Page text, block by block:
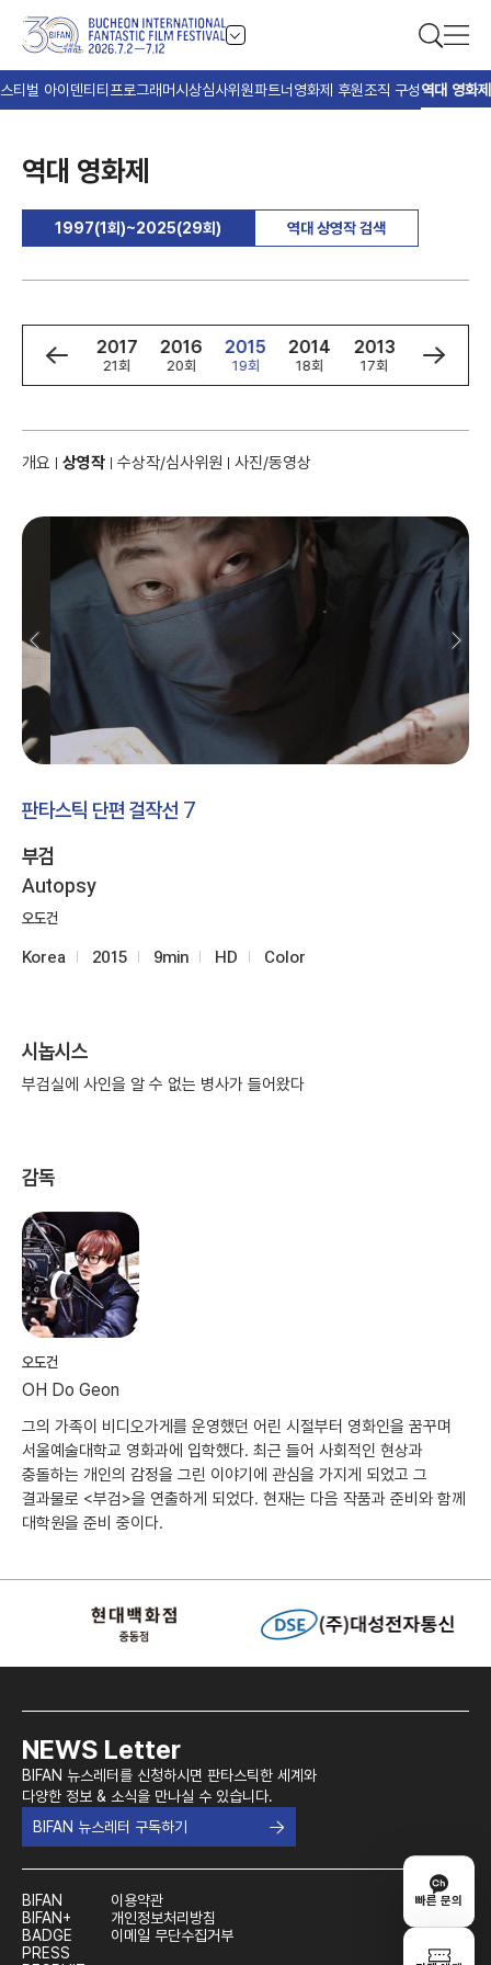
빠른 문의
티벌 아이덴티티 프로그래머시상심사위원파트너 영화제 후원조직 구성역대 영화제
역대 영화제
1997(1회)~2025(29회) 역대 상영작 검색
2018
22회
2017
21회
2016
20회
2015
19회
2014
18회
2013
17회
2012
16회
개요 상영작 수상작/심사위원 사진/동영상
판타스틱 단편 걸작선 7
부검
Autopsy
오도건
Korea 2015 9min HD Color
시놉시스
부검실에 사인을 알 수 없는 병사가 들어왔다
감독
오도건
OH Do Geon
그의 가족이 비디오가게를 운영했던 어린 시절부터 영화인을 꿈꾸며
서울예술대학교 영화과에 입학했다. 최근 들어 사회적인 현상과
충돌하는 개인의 감정을 그린 이야기에 관심을 가지게 되었고 그
결과물로 <부검>을 연출하게 되었다. 현재는 다음 작품과 준비와 함께
대학원을 준비 중이다.
NEWS Letter
BIFAN 뉴스레터를 신청하시면 판타스틱한 세계와
다양한 정보 & 소식을 만나실 수 있습니다.
BIFAN 뉴스레터 구독하기
BIFAN
BIFAN+
BADGE
PRESS
이용약관
개인정보처리방침
이메일 무단수집거부